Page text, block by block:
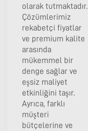
olarak tutmaktadır.
Çözümlerimiz
rekabetçi fiyatlar
ve premium kalite
arasında
mükemmel bir
denge sağlar ve
eşsiz maliyet
etkinliğini taşır.
Ayrıca, farklı
müşteri
bütçelerine ve